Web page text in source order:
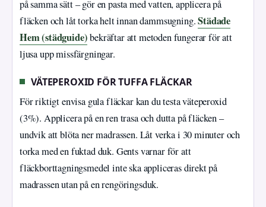
på samma sätt – gör en pasta med vatten, applicera på
fläcken och låt torka helt innan dammsugning.Städade
Hem (städguide)bekräftar att metoden fungerar för att
ljusa upp missfärgningar.
VÄTEPEROXID FÖR TUFFA FLÄCKAR
För riktigt envisa gula fläckar kan du testa väteperoxid
(3%). Applicera på en ren trasa och dutta på fläcken –
undvik att blöta ner madrassen. Låt verka i 30 minuter och
torka med en fuktad duk. Gents varnar för att
fläckborttagningsmedel inte ska appliceras direkt på
madrassen utan på en rengöringsduk.